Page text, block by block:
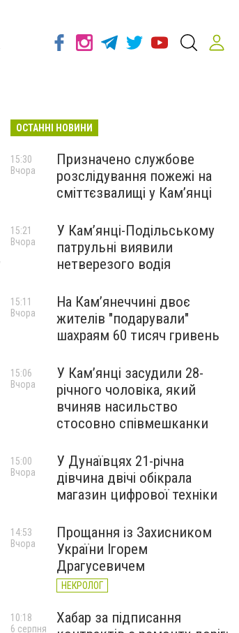
ОСТАННІ НОВИНИ
Призначено службове
розслідування пожежі на
сміттєзвалищі у Кам’янці
15:30
Вчора
У Кам’янці-Подільському
патрульні виявили
нетверезого водія
15:21
Вчора
На Камʼянеччині двоє
жителів "подарували"
шахраям 60 тисяч гривень
15:11
Вчора
У Камʼянці засудили 28-
річного чоловіка, який
вчиняв насильство
стосовно співмешканки
15:06
Вчора
У Дунаївцях 21-річна
дівчина двічі обікрала
магазин цифрової техніки
15:00
Вчора
Прощання із Захисником
України Ігорем
Драгусевичем
НЕКРОЛОГ
14:53
Вчора
Хабар за підписання
10:18
6 серпня